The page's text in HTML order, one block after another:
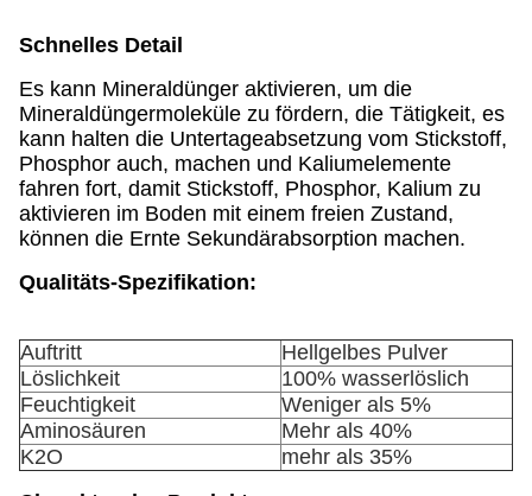
Schnelles Detail
Es kann Mineraldünger aktivieren, um die
Mineraldüngermoleküle zu fördern, die Tätigkeit, es
kann halten die Untertageabsetzung vom Stickstoff,
Phosphor auch, machen und Kaliumelemente
fahren fort, damit Stickstoff, Phosphor, Kalium zu
aktivieren im Boden mit einem freien Zustand,
können die Ernte Sekundärabsorption machen.
Qualitäts-Spezifikation:
Auftritt
Hellgelbes Pulver
Löslichkeit
100% wasserlöslich
Feuchtigkeit
Weniger als 5%
Aminosäuren
Mehr als 40%
K2O
mehr als 35%